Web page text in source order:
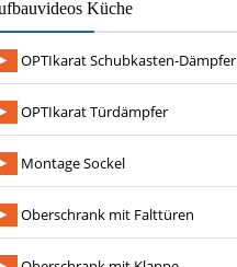
Küche
OPTIkarat Schubkasten-Dämpfer
OPTIkarat Türdämpfer
Montage Sockel
Oberschrank mit Falttüren